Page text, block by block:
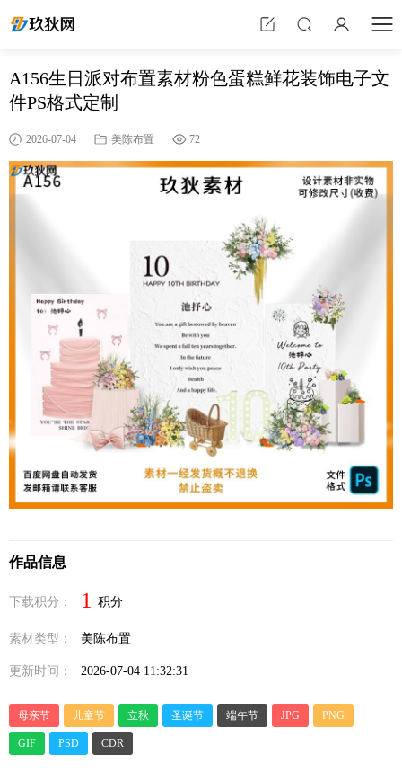
A156生日派对布置素材粉色蛋糕鲜花装饰电子文
件PS格式定制
2026-07-04 美陈布置 72
作品信息
下载积分： 1 积分
素材类型： 美陈布置
更新时间： 2026-07-04 11:32:31
母亲节 儿童节 立秋 圣诞节 端午节 JPG PNG
GIF PSD CDR